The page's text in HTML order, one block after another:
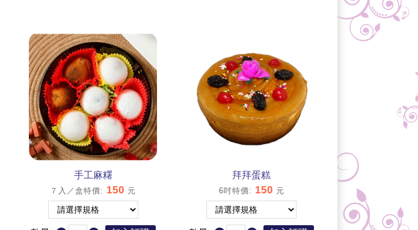
手工麻糬
７入／盒特價: 150 元
拜拜蛋糕
6吋特價: 150 元